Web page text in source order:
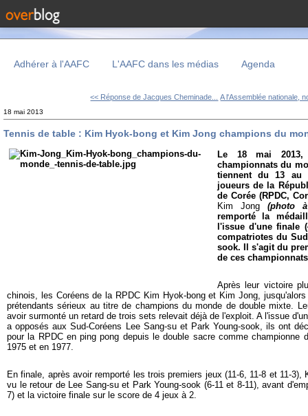
Adhérer à l'AAFC L'AAFC dans les médias Agenda
<< Réponse de Jacques Cheminade... A l'Assemblée nationale,
18 mai 2013
Tennis de table : Kim Hyok-bong et Kim Jong champions du
Le 18 mai
championnats du
tiennent du 13
joueurs de la
de Corée (RPDC,
Kim Jong
(photo
remporté la
l'issue d'une finale
compatriotes du
sook. Il s'agit du
de ces
Après leur victoire
chinois, les Coréens de la RPDC Kim Hyok-bong et Kim Jong,
prétendants sérieux au titre de champions du monde de double mixte.
avoir surmonté un retard de trois sets relevait déjà de l'exploit. A l'issue
a opposés aux Sud-Coréens Lee Sang-su et Park Young-sook, ils ont
pour la RPDC en ping pong depuis le double sacre comme championne
1975 et en 1977.
En finale, après avoir remporté les trois premiers jeux (11-6, 11-8 et 11-
vu le retour de Lee Sang-su et Park Young-sook (6-11 et 8-11), avant
7) et la victoire finale sur le score de 4 jeux à 2.